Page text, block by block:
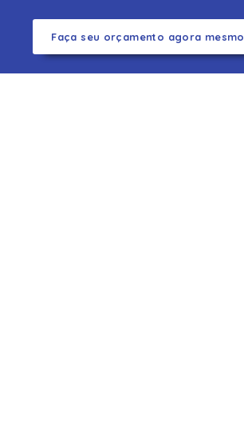
Faça seu orçamento agora mesmo